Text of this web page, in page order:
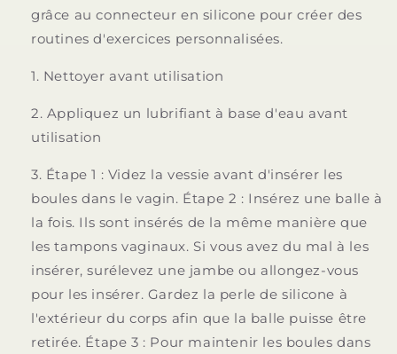
grâce au connecteur en silicone pour créer des
routines d'exercices personnalisées.
1. Nettoyer avant utilisation
2. Appliquez un lubrifiant à base d'eau avant
utilisation
3. Étape 1 : Videz la vessie avant d'insérer les
boules dans le vagin. Étape 2 : Insérez une balle à
la fois. Ils sont insérés de la même manière que
les tampons vaginaux. Si vous avez du mal à les
insérer, surélevez une jambe ou allongez-vous
pour les insérer. Gardez la perle de silicone à
l'extérieur du corps afin que la balle puisse être
retirée. Étape 3 : Pour maintenir les boules dans